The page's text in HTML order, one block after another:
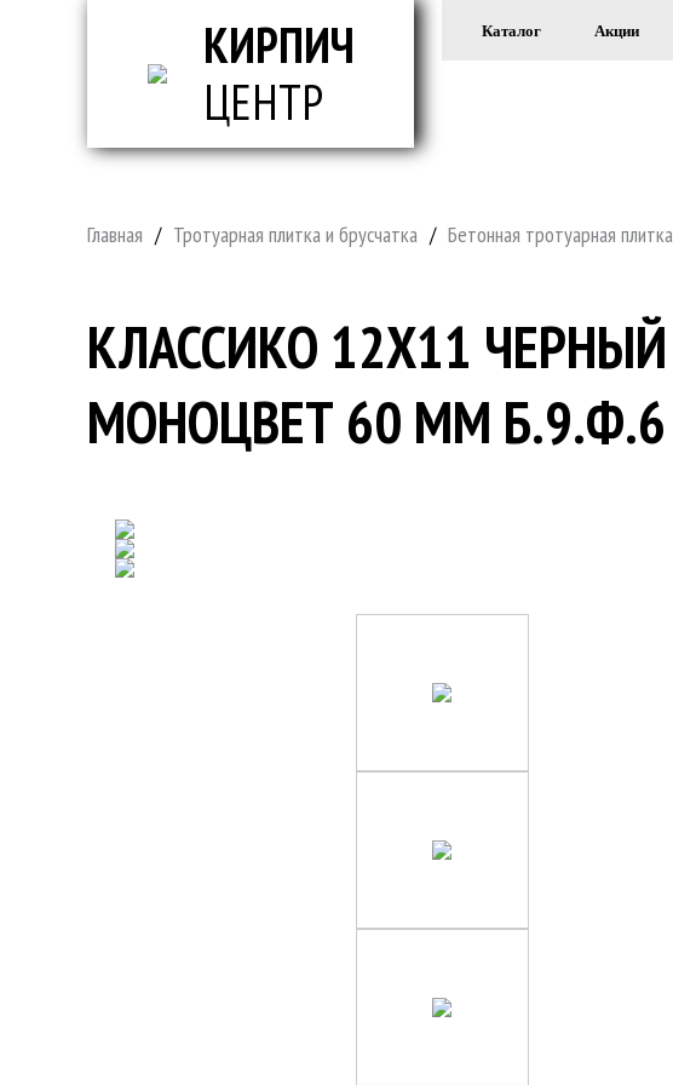
КИРПИЧ
ЦЕНТР
Каталог Акции
Главная / Тротуарная плитка и брусчатка / Бетонная тротуарная плитка
КЛАССИКО 12Х11 ЧЕРНЫЙ
МОНОЦВЕТ 60 ММ Б.9.Ф.6